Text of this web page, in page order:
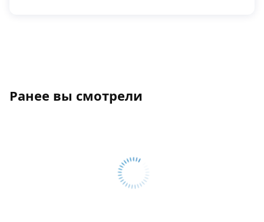
Ранее вы смотрели